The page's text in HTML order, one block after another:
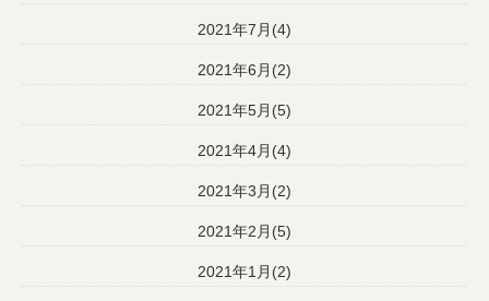
2021年7月(4)
2021年6月(2)
2021年5月(5)
2021年4月(4)
2021年3月(2)
2021年2月(5)
2021年1月(2)